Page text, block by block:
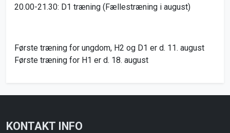
20.00-21.30: D1 træning (Fællestræning i august)
Første træning for ungdom, H2 og D1 er d. 11. august
Første træning for H1 er d. 18. august
KONTAKT INFO